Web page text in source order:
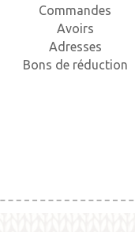
Commandes
Avoirs
Adresses
Bons de réduction